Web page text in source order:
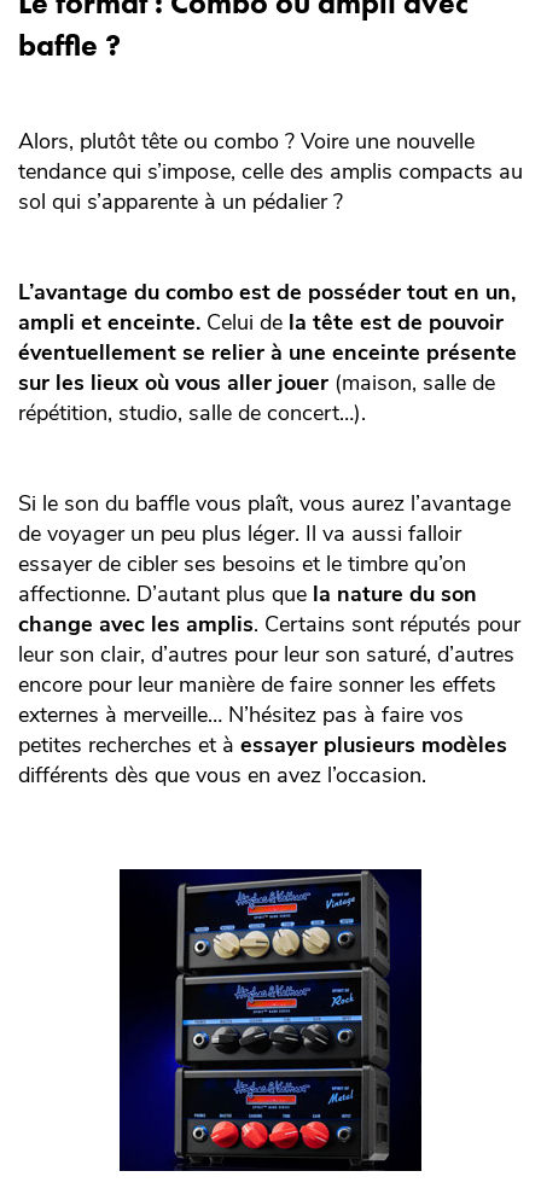
baffle ?
Alors, plutôt tête ou combo ? Voire une nouvelle
tendance qui s’impose, celle des amplis compacts au
sol qui s’apparente à un pédalier ?
L’avantage du combo est de posséder tout en un,
ampli et enceinte. Celui de la tête est de pouvoir
éventuellement se relier à une enceinte présente
sur les lieux où vous aller jouer (maison, salle de
répétition, studio, salle de concert…).
Si le son du baffle vous plaît, vous aurez l’avantage
de voyager un peu plus léger. Il va aussi falloir
essayer de cibler ses besoins et le timbre qu’on
affectionne. D’autant plus que la nature du son
change avec les amplis. Certains sont réputés pour
leur son clair, d’autres pour leur son saturé, d’autres
encore pour leur manière de faire sonner les effets
externes à merveille… N’hésitez pas à faire vos
petites recherches et à essayer plusieurs modèles
différents dès que vous en avez l’occasion.